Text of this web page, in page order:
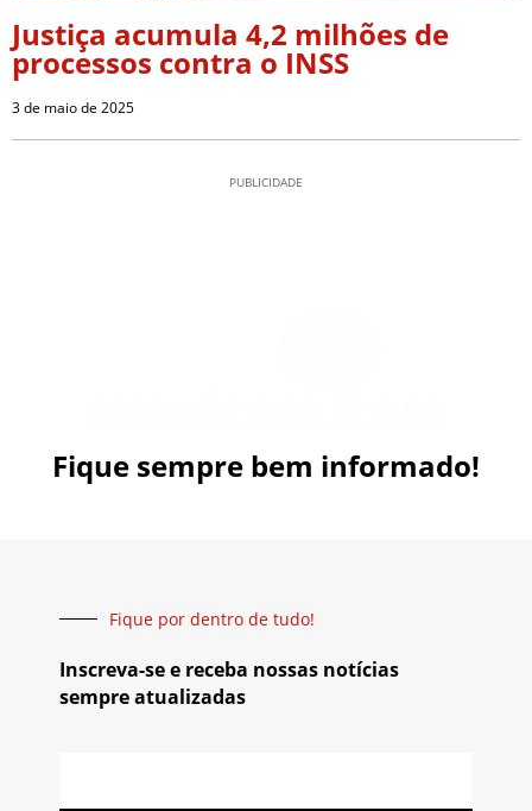
Justiça acumula 4,2 milhões de
processos contra o INSS
3 de maio de 2025
PUBLICIDADE
Fique sempre bem informado!
Fique por dentro de tudo!
Inscreva-se e receba nossas notícias
sempre atualizadas